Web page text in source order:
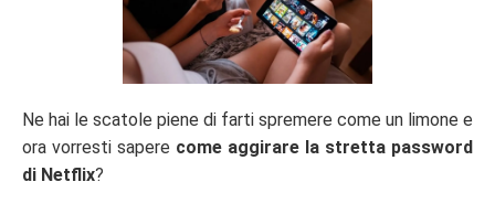
Ne hai le scatole piene di farti spremere come un limone e
ora vorresti sapere come aggirare la stretta password
di Netflix?